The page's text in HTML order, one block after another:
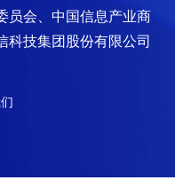
员会、中国信息产业商
科技集团股份有限公司